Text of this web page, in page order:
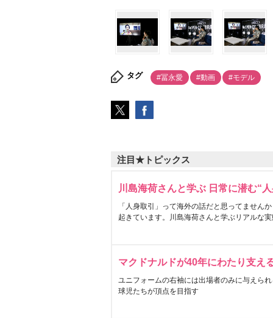
タグ #冨永愛 #動画 #モデル
注目★トピックス
川島海荷さんと学ぶ 日常に潜む“
「人身取引」って海外の話だと思ってません
起きています。川島海荷さんと学ぶリアルな
マクドナルドが40年にわたり支え
ユニフォームの右袖には出場者のみに与えら
球児たちが頂点を目指す